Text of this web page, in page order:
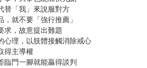
替「我」來說服對方
就不要「強行推薦」
求，故意提出難題
心理，以肢體接觸消除戒心
得主導權
臨門一腳就能贏得談判